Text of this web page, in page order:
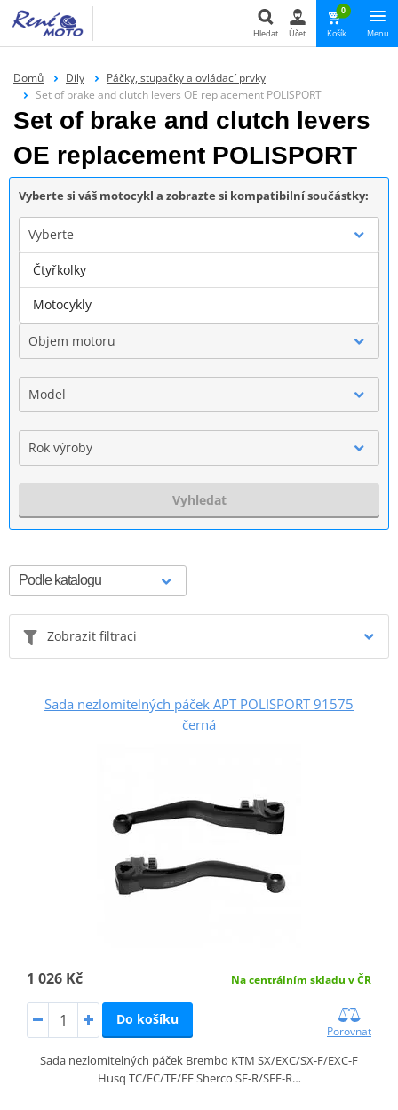
Hledat Účet
0
Košík Menu
Domů Díly
Páčky, stupačky a ovládací prvky
Set of brake and clutch levers OE replacement POLISPORT
Set of brake and clutch levers
OE replacement POLISPORT
Vyberte si váš motocykl a zobrazte si kompatibilní součástky:
Vyberte
Značka
Objem motoru
Model
Rok výroby
Vyhledat
Zobrazit filtraci
Sada nezlomitelných páček APT POLISPORT 91575
černá
1 026 Kč Na centrálním skladu v ČR
Do košíku
Porovnat
Sada nezlomitelných páček Brembo KTM SX/EXC/SX-F/EXC-F
Husq TC/FC/TE/FE Sherco SE-R/SEF-R…
Čtyřkolky
Motocykly